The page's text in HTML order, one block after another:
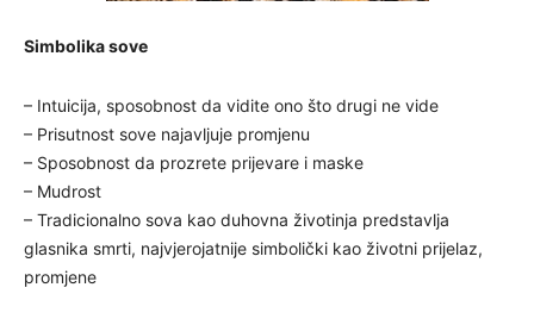
Simbolika sove
– Intuicija, sposobnost da vidite ono što drugi ne vide
– Prisutnost sove najavljuje promjenu
– Sposobnost da prozrete prijevare i maske
– Mudrost
– Tradicionalno sova kao duhovna životinja predstavlja
glasnika smrti, najvjerojatnije simbolički kao životni prijelaz,
promjene